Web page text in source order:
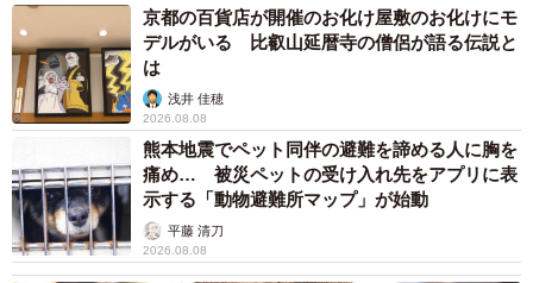
京都の百貨店が開催のお化け屋敷のお化けにモ
デルがいる 比叡山延暦寺の僧侶が語る伝説と
は
浅井 佳穂
2026.08.08
熊本地震でペット同伴の避難を諦める人に胸を
痛め… 被災ペットの受け入れ先をアプリに表
示する「動物避難所マップ」が始動
平藤 清刀
2026.08.08